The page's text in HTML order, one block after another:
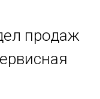
продаж